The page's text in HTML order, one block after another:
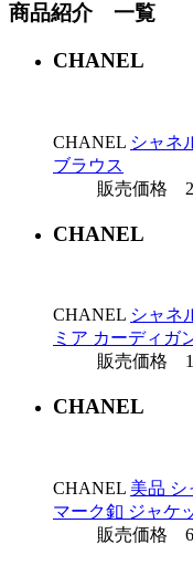
商品紹介 一覧
CHANEL
CHANEL シャネ
ブラウス
販売価格
CHANEL
CHANEL シャネ
ミア カーディガ
販売価格
CHANEL
CHANEL 美品 シ
マーク釦 ジャケ
販売価格